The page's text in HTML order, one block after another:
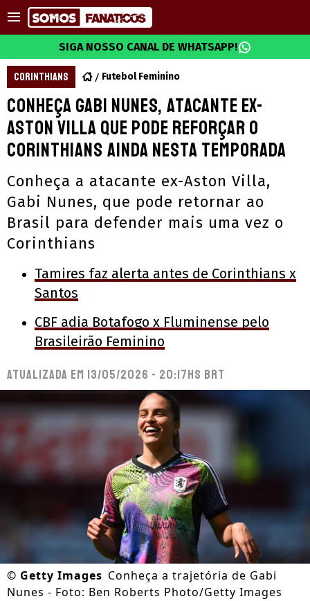
SIGA NOSSO CANAL DE WHATSAPP!
CORINTHIANS Futebol Feminino
Conheça Gabi Nunes, atacante ex-
Aston Villa que pode reforçar o
Corinthians ainda nesta temporada
Conheça a atacante ex-Aston Villa,
Gabi Nunes, que pode retornar ao
Brasil para defender mais uma vez o
Corinthians
Tamires faz alerta antes de Corinthians x
Santos
CBF adia Botafogo x Fluminense pelo
Brasileirão Feminino
Atualizada em 13/05/2026 - 20:17hs BRT
© Getty Images Conheça a trajetória de Gabi
Nunes - Foto: Ben Roberts Photo/Getty Images